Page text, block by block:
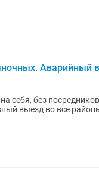
Аварийный
себя, без
выезд во все